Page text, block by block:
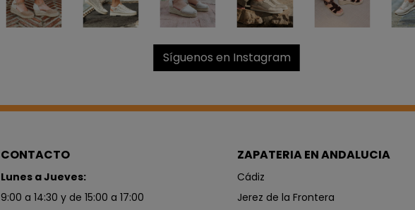
Síguenos en Instagram
CONTACTO
Lunes a Jueves:
9:00 a 14:30 y de 15:00 a 17:00
ZAPATERIA EN ANDALUCIA
Cádiz
Jerez de la Frontera